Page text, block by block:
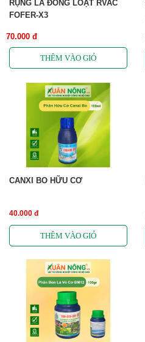
RỤNG LÁ ĐỒNG LOẠT RVAC
FOFER-X3
70.000 đ
CANXI BO HỮU CƠ
40.000 đ